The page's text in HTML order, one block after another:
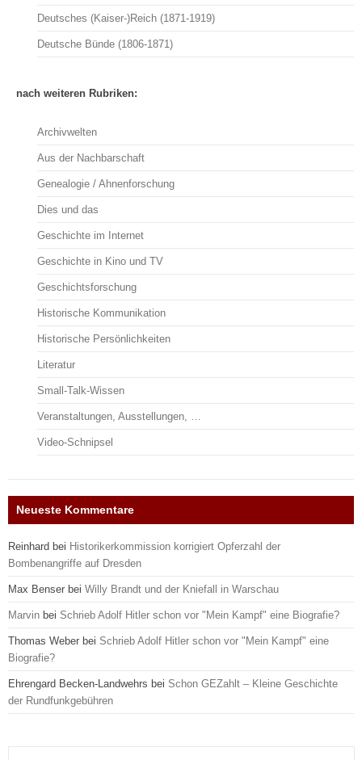
Deutsches (Kaiser-)Reich (1871-1919)
Deutsche Bünde (1806-1871)
nach weiteren Rubriken:
Archivwelten
Aus der Nachbarschaft
Genealogie / Ahnenforschung
Dies und das
Geschichte im Internet
Geschichte in Kino und TV
Geschichtsforschung
Historische Kommunikation
Historische Persönlichkeiten
Literatur
Small-Talk-Wissen
Veranstaltungen, Ausstellungen, …
Video-Schnipsel
Neueste Kommentare
Reinhard bei Historikerkommission korrigiert Opferzahl der
Bombenangriffe auf Dresden
Max Benser bei Willy Brandt und der Kniefall in Warschau
Marvin bei Schrieb Adolf Hitler schon vor "Mein Kampf" eine Biografie?
Thomas Weber bei Schrieb Adolf Hitler schon vor "Mein Kampf" eine
Biografie?
Ehrengard Becken-Landwehrs bei Schon GEZahlt – Kleine Geschichte
der Rundfunkgebühren